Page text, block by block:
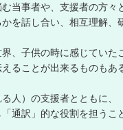
当事者や、支援者の方々
を話し合い、相互理解、
、子供の時に感じていた
ることが出来るものもあ
人）の支援者とともに、
通訳」的な役割を担うこ